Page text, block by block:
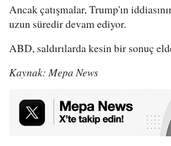
Ancak çatışmalar, Trump'ın
uzun süredir devam ediyor.
ABD, saldırılarda kesin bir sonuç
Kaynak: Mepa News